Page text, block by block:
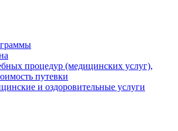
процедур (медицинских услуг),
путевки
и оздоровительные услуги